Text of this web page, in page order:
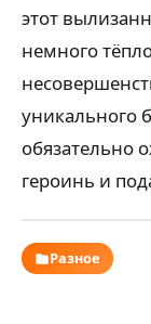
этот
немного
уникального
обязательно
героинь и
Разное